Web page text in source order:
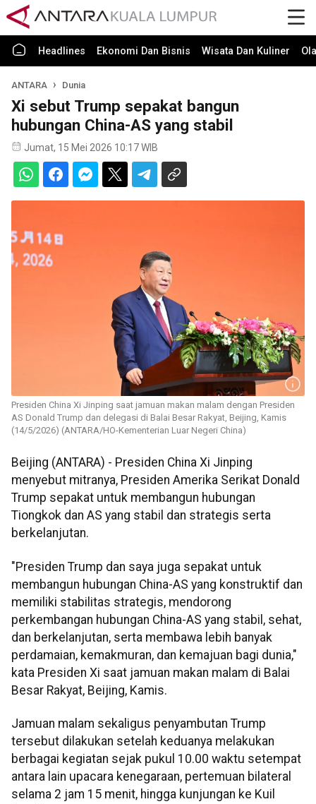
Headlines Ekonomi Dan Bisnis Wisata Dan Kuliner
ANTARA Dunia
Xi sebut Trump sepakat bangun
hubungan China-AS yang stabil
Jumat, 15 Mei 2026 10:17 WIB
Presiden China Xi Jinping saat jamuan makan malam dengan Presiden
AS Donald Trump dan delegasi di Balai Besar Rakyat, Beijing, Kamis
(14/5/2026) (ANTARA/HO-Kementerian Luar Negeri China)
Beijing (ANTARA) - Presiden China Xi Jinping
menyebut mitranya, Presiden Amerika Serikat Donald
Trump sepakat untuk membangun hubungan
Tiongkok dan AS yang stabil dan strategis serta
berkelanjutan.
"Presiden Trump dan saya juga sepakat untuk
membangun hubungan China-AS yang konstruktif dan
memiliki stabilitas strategis, mendorong
perkembangan hubungan China-AS yang stabil, sehat,
dan berkelanjutan, serta membawa lebih banyak
perdamaian, kemakmuran, dan kemajuan bagi dunia,"
kata Presiden Xi saat jamuan makan malam di Balai
Besar Rakyat, Beijing, Kamis.
Jamuan malam sekaligus penyambutan Trump
tersebut dilakukan setelah keduanya melakukan
berbagai kegiatan sejak pukul 10.00 waktu setempat
antara lain upacara kenegaraan, pertemuan bilateral
selama 2 jam 15 menit, hingga kunjungan ke Kuil